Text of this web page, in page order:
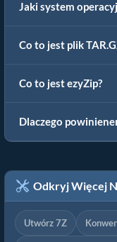
Jaki system
Co to jest plik
Co to jest ezyZip?
Dlaczego
Odkryj Więcej
Utwórz 7Z